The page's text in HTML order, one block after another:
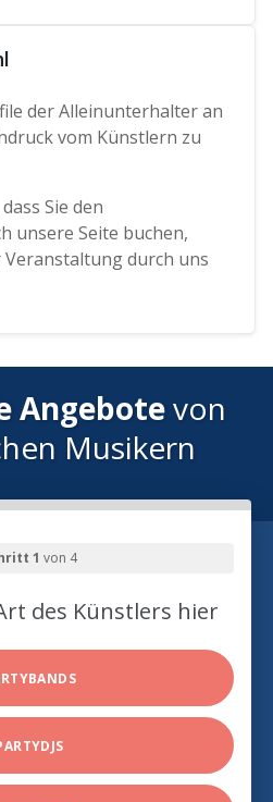
der Alleinunterhalter an
vom Künstlern zu
Sie den
unsere Seite buchen,
Veranstaltung durch uns
Angebotevon
Musikern
1 von 4
des Künstlers hier